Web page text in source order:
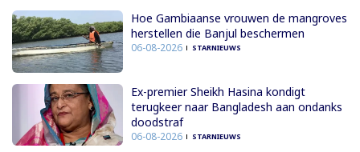
Hoe Gambiaanse vrouwen de mangroves
herstellen die Banjul beschermen
06-08-2026 STARNIEUWS
Ex-premier Sheikh Hasina kondigt
terugkeer naar Bangladesh aan ondanks
doodstraf
06-08-2026 STARNIEUWS